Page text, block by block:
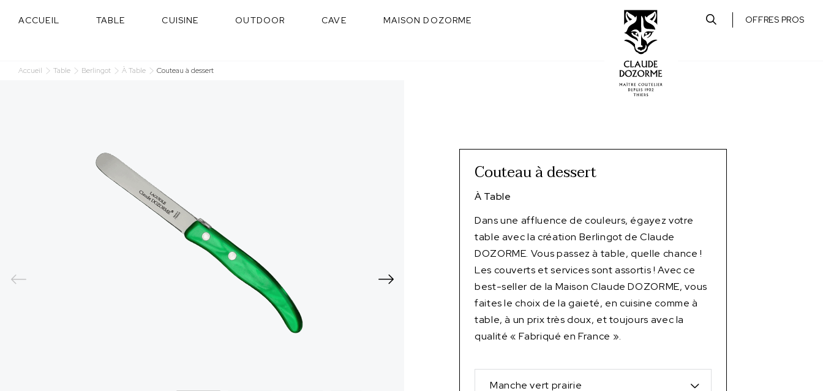
ACCUEIL TABLE CUISINE OUTDOOR CAVE MAISON DOZORME OFFRES PROS
Accueil Table Berlingot À Table Couteau à dessert
Couteau à dessert
À Table
Dans une affluence de couleurs, égayez votre
table avec la création Berlingot de Claude
DOZORME. Vous passez à table, quelle chance !
Les couverts et services sont assortis ! Avec ce
best-seller de la Maison Claude DOZORME, vous
faites le choix de la gaieté, en cuisine comme à
table, à un prix très doux, et toujours avec la
qualité « Fabriqué en France ».
Manche vert prairie